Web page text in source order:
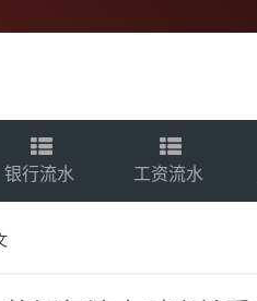
银行流水 工资流水